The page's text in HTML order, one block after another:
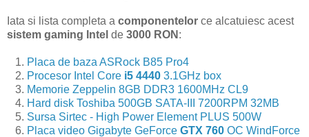
Iata si lista completa a componentelor ce alcatuiesc acest
sistem gaming Intel de 3000 RON :
1. Placa de baza ASRock B85 Pro4
2. Procesor Intel Core i5 4440 3.1GHz box
3. Memorie Zeppelin 8GB DDR3 1600MHz CL9
4. Hard disk Toshiba 500GB SATA-III 7200RPM 32MB
5. Sursa Sirtec - High Power Element PLUS 500W
6. Placa video Gigabyte GeForce GTX 760 OC WindForce